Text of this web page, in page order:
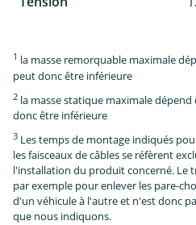
1 la masse remorquable maximale
peut donc être inférieure
2 la masse statique maximale
donc être inférieure
3 Les temps de montage indiqués
les faisceaux de câbles se réfèrent
l'installation du produit concerné. Le
par exemple pour enlever les pare-
d'un véhicule à l'autre et n'est donc
que nous indiquons.